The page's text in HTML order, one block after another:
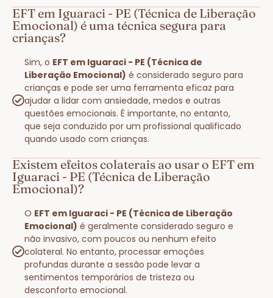
EFT em Iguaraci - PE (Técnica de Liberação
Emocional) é uma técnica segura para
crianças?
Sim, o EFT em Iguaraci - PE (Técnica de
Liberação Emocional) é considerado seguro para
crianças e pode ser uma ferramenta eficaz para
ajudar a lidar com ansiedade, medos e outras
questões emocionais. É importante, no entanto,
que seja conduzido por um profissional qualificado
quando usado com crianças.
Existem efeitos colaterais ao usar o EFT em
Iguaraci - PE (Técnica de Liberação
Emocional)?
O EFT em Iguaraci - PE (Técnica de Liberação
Emocional) é geralmente considerado seguro e
não invasivo, com poucos ou nenhum efeito
colateral. No entanto, processar emoções
profundas durante a sessão pode levar a
sentimentos temporários de tristeza ou
desconforto emocional.